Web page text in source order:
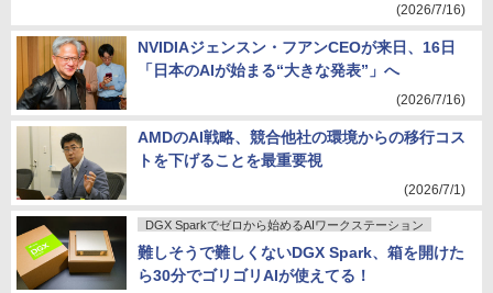
(2026/7/16)
NVIDIAジェンスン・フアンCEOが来日、16日
「日本のAIが始まる“大きな発表”」へ
(2026/7/16)
AMDのAI戦略、競合他社の環境からの移行コス
トを下げることを最重要視
(2026/7/1)
DGX Sparkでゼロから始めるAIワークステーション
難しそうで難しくないDGX Spark、箱を開けた
ら30分でゴリゴリAIが使えてる！